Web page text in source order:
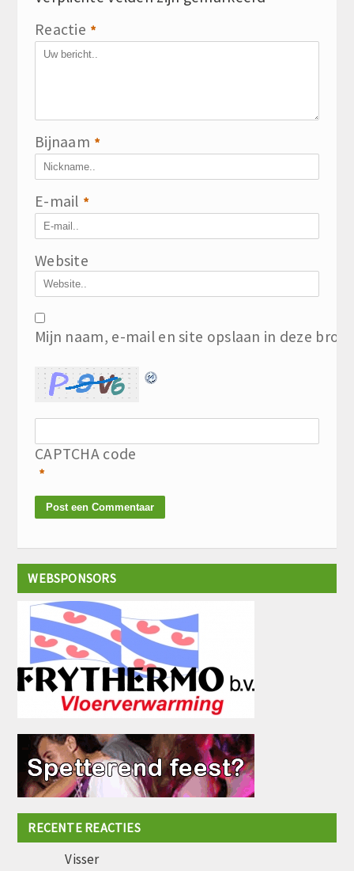
Reactie *
Bijnaam *
E-mail *
Website
Mijn naam, e-mail en site opslaan in deze
CAPTCHA code
*
WEBSPONSORS
RECENTE REACTIES
Visser